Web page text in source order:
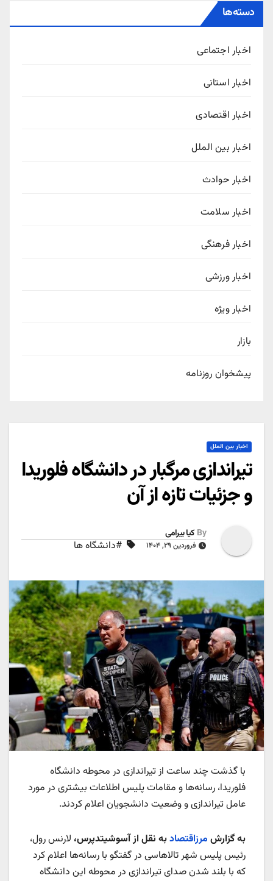
دسته‌ها
اخبار اجتماعی
اخبار استانی
اخبار اقتصادی
اخبار بین الملل
اخبار حوادث
اخبار سلامت
اخبار فرهنگی
اخبار ورزشی
اخبار ویژه
بازار
پیشخوان روزنامه
اخبار بین الملل
تیراندازی مرگبار در دانشگاه فلوریدا
و جزئیات تازه از آن
By کیا بیرامی
فروردین ۲۹, ۱۴۰۴ #دانشگاه ها
با گذشت چند ساعت از تیراندازی در محوطه دانشگاه
فلوریدا، رسانه‌ها و مقامات پلیس اطلاعات بیشتری در مورد
عامل تیراندازی و وضعیت دانشجویان اعلام کردند.
به گزارش مرزاقتصادبه نقل از آسوشیتدپرس، لارنس رول،
رئیس پلیس شهر تالاهاسی در گفتگو با رسانه‌ها اعلام کرد
که با بلند شدن صدای تیراندازی در محوطه این دانشگاه